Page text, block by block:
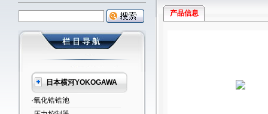
日本横河YOKOGAWA
·氧化锆锆池
产品信息